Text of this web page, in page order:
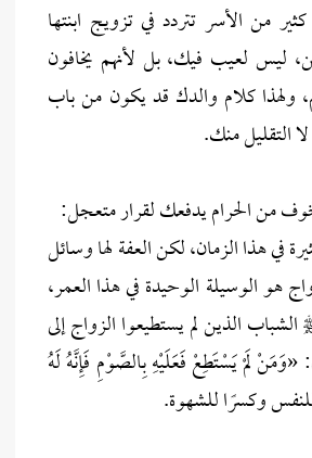
من الأسر تتردد في تزويج ابنتها
ليس لعيب فيك، بل لأنهم يخافون
ولهذا كلام والدك قد يكون من باب
لا التقليل منك.
من الحرام يدفعك لقرار متعجل:
في هذا الزمان، لكن العفة لها وسائل
هو الوسيلة الوحيدة في هذا العمر،
الذين لم يستطيعوا الزواج إلى
لَمْ يَسْتَطِعْ فَعَلَيْهِ بِالصَّوْمِ فَإِنَّهُ لَهُ
وكسرًا للشهوة.